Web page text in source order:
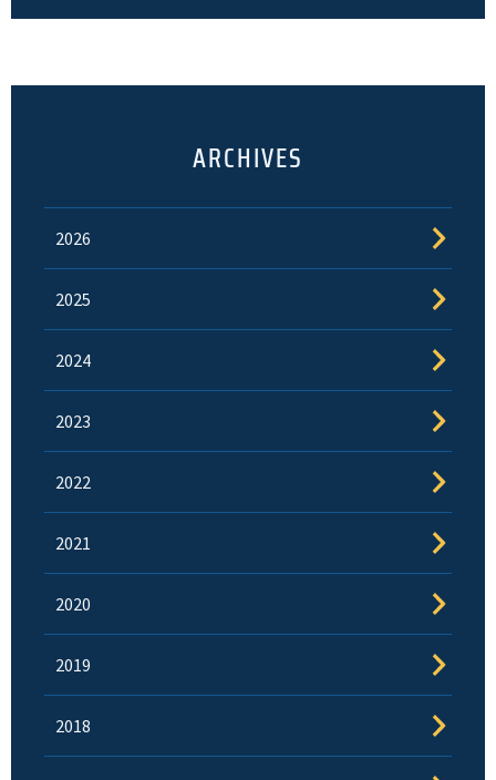
ARCHIVES
2026
2025
2024
2023
2022
2021
2020
2019
2018